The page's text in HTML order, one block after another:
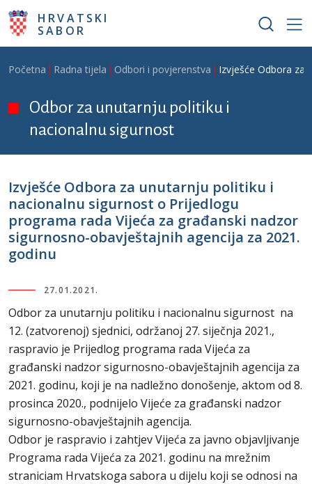
Skoči na glavni sadržaj
HRVATSKI
SABOR
Breadcrumb
Početna Radna tijela Odbori i povjerenstva Izvješće Odbora za
Odbor za unutarnju politiku i
nacionalnu sigurnost
Izvješće Odbora za unutarnju politiku i
nacionalnu sigurnost o Prijedlogu
programa rada Vijeća za građanski nadzor
sigurnosno-obavještajnih agencija za 2021.
godinu
27.01.2021.
Odbor za unutarnju politiku i nacionalnu sigurnost na
12. (zatvorenoj) sjednici, održanoj 27. siječnja 2021.,
raspravio je Prijedlog programa rada Vijeća za
građanski nadzor sigurnosno-obavještajnih agencija za
2021. godinu, koji je na nadležno donošenje, aktom od 8.
prosinca 2020., podnijelo Vijeće za građanski nadzor
sigurnosno-obavještajnih agencija.
Odbor je raspravio i zahtjev Vijeća za javno objavljivanje
Programa rada Vijeća za 2021. godinu na mrežnim
straniciam Hrvatskoga sabora u dijelu koji se odnosi na